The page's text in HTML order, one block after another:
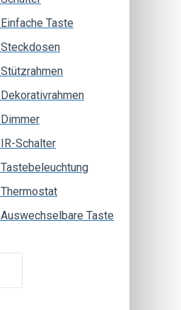
Einfache Taste
Steckdosen
Stützrahmen
Dekorativrahmen
Dimmer
IR-Schalter
Tastebeleuchtung
Thermostat
Auswechselbare Taste